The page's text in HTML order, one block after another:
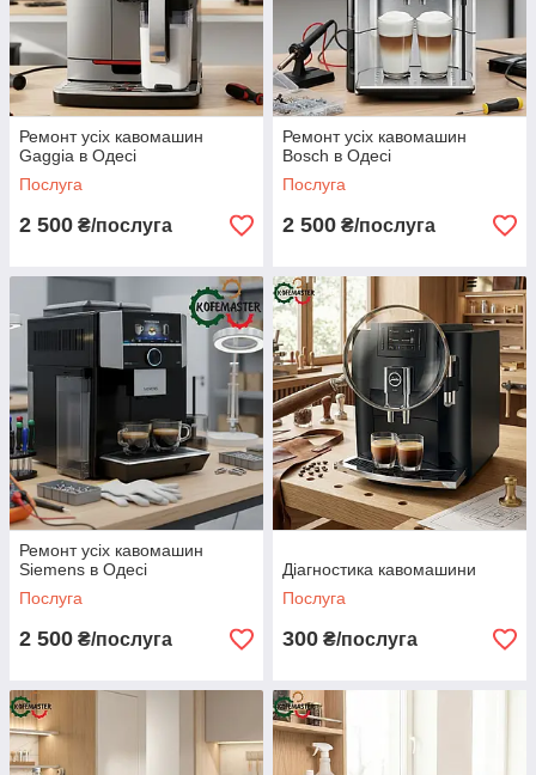
Ремонт усіх кавомашин
Gaggia в Одесі
Послуга
2 500 ₴/послуга
Ремонт усіх кавомашин
Bosch в Одесі
Послуга
2 500 ₴/послуга
Ремонт усіх кавомашин
Siemens в Одесі
Послуга
2 500 ₴/послуга
Діагностика кавомашини
Послуга
300 ₴/послуга